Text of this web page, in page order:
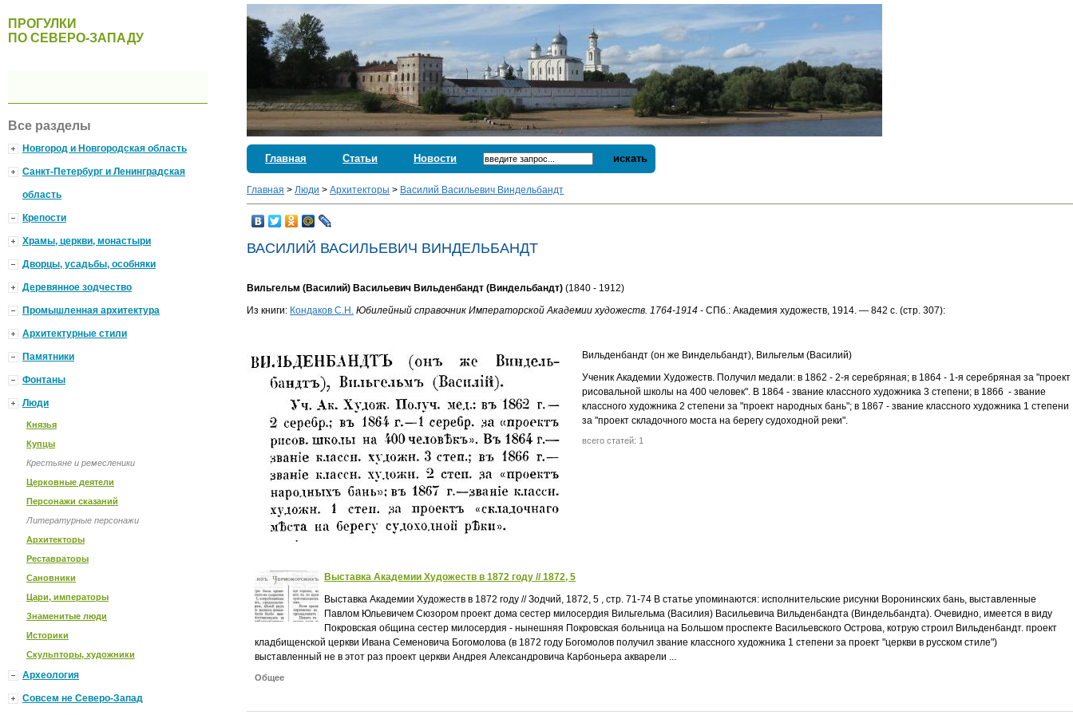
Главная Статьи Новости искать
Главная >Люди >Архитекторы > Василий Васильевич Виндельбандт
ВАСИЛИЙ ВАСИЛЬЕВИЧ ВИНДЕЛЬБАНДТ
Вильгельм (Василий) Васильевич Вильденбандт (Виндельбандт) (1840 - 1912)
Из книги: Кондаков С.Н. Юбилейный справочник Императорской Академии художеств. 1764-1914- СПб.: Академия художеств, 1914. — 842 с. (стр. 307):
Вильденбандт (он же Виндельбандт), Вильгельм (Василий)
Ученик Академии Художеств. Получил медали: в 1862 - 2-я серебряная; в 1864 - 1-я серебряная за "проект
рисовальной школы на 400 человек". В 1864 - звание классного художника 3 степени; в 1866 - звание
классного художника 2 степени за "проект народных бань"; в 1867 - звание классного художника 1 степени
за "проект складочного моста на берегу судоходной реки".
всего статей: 1
Выставка Академии Художеств в 1872 году // 1872, 5
Выставка Академии Художеств в 1872 году // Зодчий, 1872, 5 , стр. 71-74 В статье упоминаются: исполнительские рисунки Воронинских бань, выставленные
Павлом Юльевичем Сюзором проект дома сестер милосердия Вильгельма (Василия) Васильевича Вильденбандта (Виндельбандта). Очевидно, имеется в виду
Покровская община сестер милосердия - нынешняя Покровская больница на Большом проспекте Васильевского Острова, котрую строил Вильденбандт. проект
кладбищенской церкви Ивана Семеновича Богомолова (в 1872 году Богомолов получил звание классного художника 1 степени за проект "церкви в русском стиле")
выставленный не в этот раз проект церкви Андрея Александровича Карбоньера акварели ...
Общее
ПРОГУЛКИ
ПО СЕВЕРО-ЗАПАДУ
Все разделы
Новгород и Новгородская область
Санкт-Петербург и Ленинградская
область
Крепости
Храмы, церкви, монастыри
Дворцы, усадьбы, особняки
Деревянное зодчество
Промышленная архитектура
Архитектурные стили
Памятники
Фонтаны
Люди
Князья
Купцы
Крестьяне и ремесленики
Церковные деятели
Персонажи сказаний
Литературные персонажи
Архитекторы
Реставраторы
Сановники
Цари, императоры
Знаменитые люди
Историки
Скульпторы, художники
Археология
Совсем не Северо-Запад